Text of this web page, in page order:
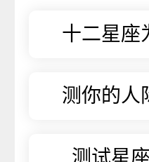
十二星座
测你的人
测试星